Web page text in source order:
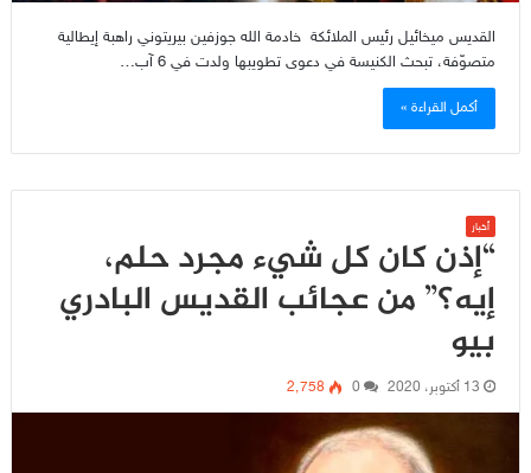
القديس ميخائيل رئيس الملائكة خادمة الله جوزفين بيريتوني راهبة إيطالية
متصوّفة، تبحث الكنيسة في دعوى تطويبها ولدت في 6 آب…
أكمل القراءة »
أخبار
“إذن كان كل شيء مجرد حلم،
إيه؟” من عجائب القديس البادري
بيو
13 أكتوبر، 2020 0 2٬758